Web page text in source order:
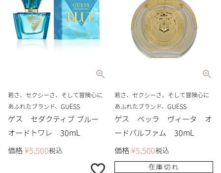
若さ、セクシーさ、そして冒険心に
あふれたブランド、GUESS
ゲス セダクティブ ブルー
オードトワレ 30mL
価格 ¥5,500税込
若さ、セクシーさ、そして冒険心に
あふれたブランド、GUESS
ゲス ベッラ ヴィータ オ
ードパルファム 30mL
価格 ¥5,500税込
在庫切れ